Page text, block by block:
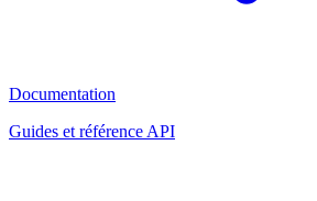
Documentation
Guides et référence API